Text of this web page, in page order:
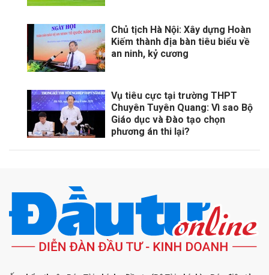
Chủ tịch Hà Nội: Xây dựng Hoàn
Kiếm thành địa bàn tiêu biểu về
an ninh, kỷ cương
Vụ tiêu cực tại trường THPT
Chuyên Tuyên Quang: Vì sao Bộ
Giáo dục và Đào tạo chọn
phương án thi lại?